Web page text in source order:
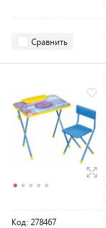
Сравнить
Код: 278467